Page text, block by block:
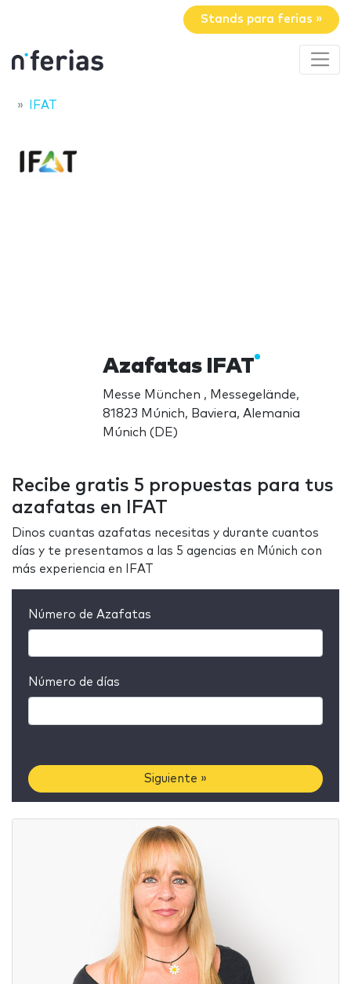
Stands para ferias »
IFAT
Azafatas IFAT
Messe München , Messegelände,
81823 Múnich, Baviera, Alemania
Múnich (DE)
Recibe gratis 5 propuestas para tus
azafatas en IFAT
Dinos cuantas azafatas necesitas y durante cuantos
días y te presentamos a las 5 agencias en Múnich con
más experiencia en IFAT
Número de Azafatas
Número de días
Siguiente »